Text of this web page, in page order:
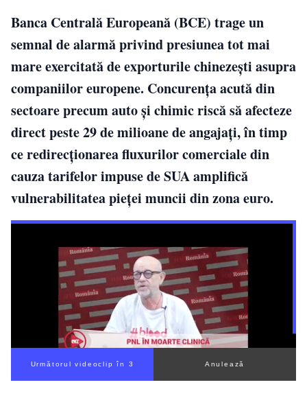
Banca Centrală Europeană (BCE) trage un
semnal de alarmă privind presiunea tot mai
mare exercitată de exporturile chinezești asupra
companiilor europene. Concurența acută din
sectoare precum auto și chimic riscă să afecteze
direct peste 29 de milioane de angajați, în timp
ce redirecționarea fluxurilor comerciale din
cauza tarifelor impuse de SUA amplifică
vulnerabilitatea pieței muncii din zona euro.
Următorul videoclip în 3 Anulează